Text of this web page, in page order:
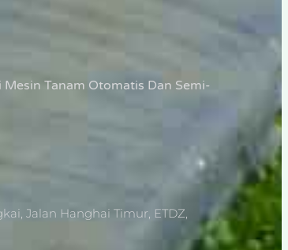
Tanam Otomatis Dan Semi-
Jalan Hanghai Timur, ETDZ,